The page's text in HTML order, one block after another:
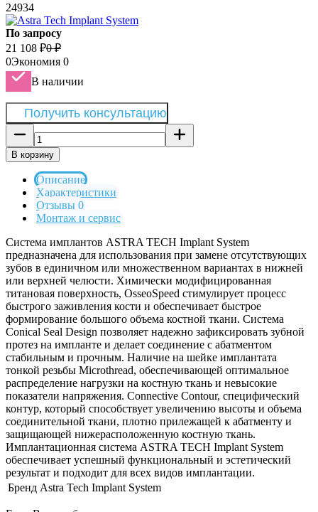
24934
По запросу
21 108 ₽0 ₽
0Экономия 0
В наличии
Получить консультацию
В корзину
Описание
Характеристики
Отзывы 0
Монтаж и сервис
Система имплантов ASTRA TECH Implant System
предназначена для использования при замене отсутствующих
зубов в единичном или множественном вариантах в нижней
или верхней челюсти. Химически модифицированная
титановая поверхность, OsseoSpeed стимулирует процесс
быстрого заживления кости и обеспечивает быстрое
формирование большого объема костной ткани. Система
Conical Seal Design позволяет надежно зафиксировать зубной
протез на импланте и делает соединение с абатментом
стабильным и прочным. Наличие на шейке имплантата
тонкой резьбы Microthread, обеспечивающей оптимальное
распределение нагрузки на костную ткань и невысокие
показатели напряжения. Connective Contour, специфический
контур, который способствует увеличению высоты и объема
соединительной ткани, плотно прилежащей к абатменту и
защищающей нижерасположенную костную ткань.
Имплантационная система ASTRA TECH Implant System
обеспечивает успешный функциональный и эстетический
результат и подходит для всех видов имплантации.
Бренд Astra Tech Implant System